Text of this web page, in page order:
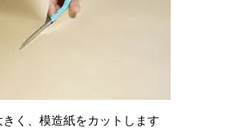
く、模造紙をカットします